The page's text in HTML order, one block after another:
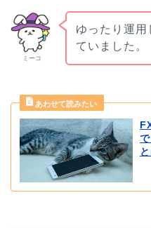
ミーコ
ゆったり運
ていました。